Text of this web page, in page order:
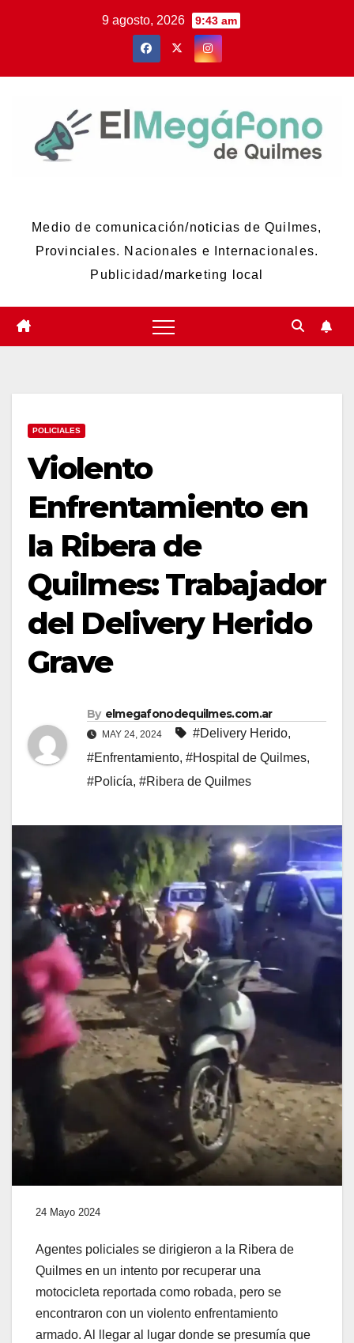
9 agosto, 2026 9:43 am
Medio de comunicación/noticias de Quilmes,
Provinciales. Nacionales e Internacionales.
Publicidad/marketing local
POLICIALES
Violento
Enfrentamiento en
la Ribera de
Quilmes: Trabajador
del Delivery Herido
Grave
By elmegafonodequilmes.com.ar
MAY 24, 2024 #Delivery Herido,
#Enfrentamiento, #Hospital de Quilmes,
#Policía, #Ribera de Quilmes
24 Mayo 2024
Agentes policiales se dirigieron a la Ribera de
Quilmes en un intento por recuperar una
motocicleta reportada como robada, pero se
encontraron con un violento enfrentamiento
armado. Al llegar al lugar donde se presumía que